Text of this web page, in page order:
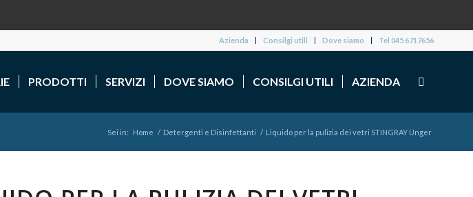
Azienda Consilgi utili Dove siamo Tel 045 6717656
PRODOTTI SERVIZI DOVE SIAMO CONSILGI UTILI AZIENDA
Sei in: Home / Detergenti e Disinfettanti / Liquido per la pulizia dei vetri STINGRAY Unger